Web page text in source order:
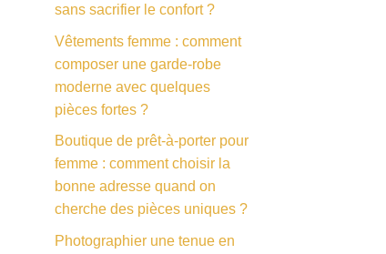
sans sacrifier le confort ?
Vêtements femme : comment
composer une garde-robe
moderne avec quelques
pièces fortes ?
Boutique de prêt-à-porter pour
femme : comment choisir la
bonne adresse quand on
cherche des pièces uniques ?
Photographier une tenue en